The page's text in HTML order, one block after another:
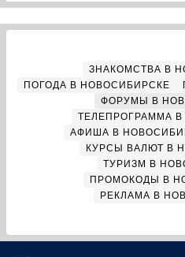
ЗНАКОМСТВА В
ПОГОДА В НОВОСИБИРСКЕ
ФОРУМЫ В
ТЕЛЕПРОГРАММА
АФИША В
КУРСЫ ВАЛЮТ В
ТУРИЗМ В
ПРОМОКОДЫ В
РЕКЛАМА В